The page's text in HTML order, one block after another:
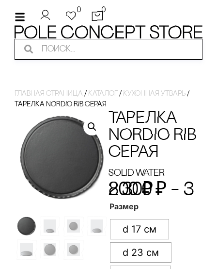
0 0
Главная страница / Каталог / Кухонная утварь /
ТАРЕЛКА NORDIC RIB сЕРАЯ
ТАРЕЛКА
NORDIC RIB
сЕРАЯ
Solid Water
2 300₽ –
3 800₽
Размер
d 17 см
d 23 см